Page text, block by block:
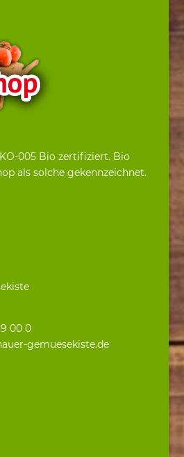
005 Bio zertifiziert. Bio
als solche gekennzeichnet.
00 0
gemuesekiste.de